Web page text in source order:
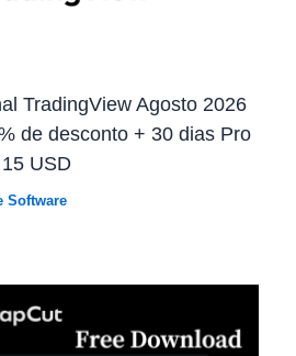
TradingView Agosto 2026
de desconto + 30 dias Pro
USD
Software